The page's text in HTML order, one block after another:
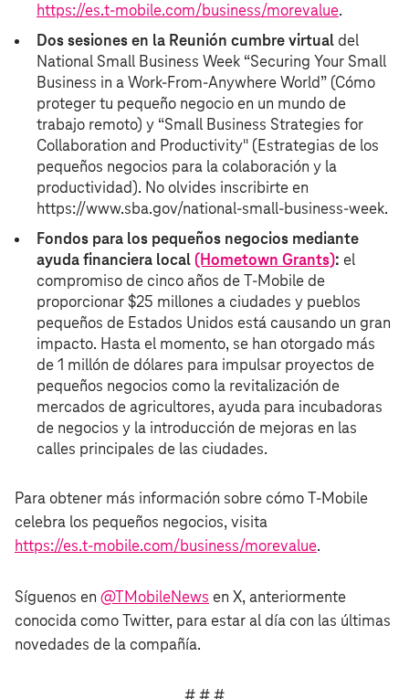
https://es.t‑mobile.com/business/morevalue.
Dos sesiones en la Reunión cumbre virtual del
National Small Business Week “Securing Your Small
Business in a Work-From-Anywhere World” (Cómo
proteger tu pequeño negocio en un mundo de
trabajo remoto) y “Small Business Strategies for
Collaboration and Productivity" (Estrategias de los
pequeños negocios para la colaboración y la
productividad). No olvides inscribirte en
https://www.sba.gov/national-small-business-week.
Fondos para los pequeños negocios mediante
ayuda financiera local (Hometown Grants): el
compromiso de cinco años de T‑Mobile de
proporcionar $25 millones a ciudades y pueblos
pequeños de Estados Unidos está causando un gran
impacto. Hasta el momento, se han otorgado más
de 1 millón de dólares para impulsar proyectos de
pequeños negocios como la revitalización de
mercados de agricultores, ayuda para incubadoras
de negocios y la introducción de mejoras en las
calles principales de las ciudades.
Para obtener más información sobre cómo T‑Mobile
celebra los pequeños negocios, visita
https://es.t‑mobile.com/business/morevalue.
Síguenos en @TMobileNews en X, anteriormente
conocida como Twitter, para estar al día con las últimas
novedades de la compañía.